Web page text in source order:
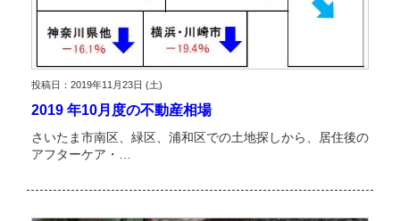
投稿日：2019年11月23日 (土)
2019 年10月度の不動産相場
さいたま市南区、緑区、浦和区での土地探しから、居住後の
アフターケア・…